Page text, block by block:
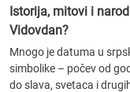
Istorija, mitovi i
Vidovdan?
Mnogo je datuma u
simbolike – počev od
do slava, svetaca i